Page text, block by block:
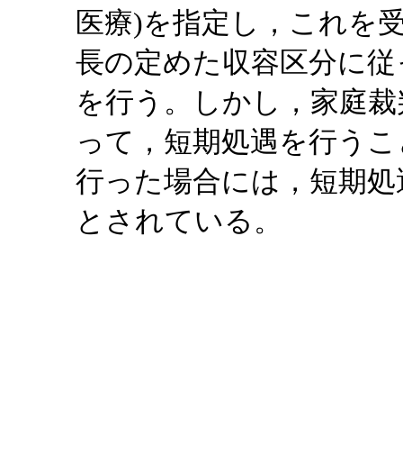
医療)を指定し，これを
長の定めた収容区分に
を行う。しかし，家庭
って，短期処遇を行う
行った場合には，短期
とされている。